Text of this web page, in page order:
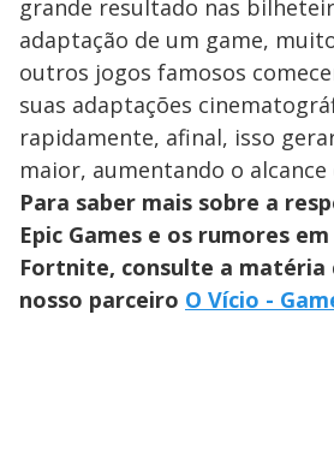
grande resultado nas
adaptação de um game,
outros jogos famosos
suas adaptações
rapidamente, afinal, isso
maior, aumentando o alcance
Para saber mais sobre a
Epic Games e os rumores
Fortnite, consulte a matéria
nosso parceiro O Vício -